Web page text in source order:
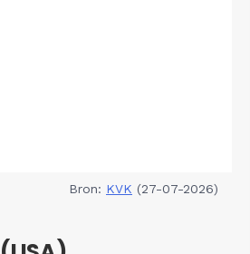
Bron: KVK (27-07-2026)